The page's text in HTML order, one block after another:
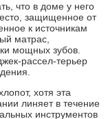
что в доме у него
защищенное от
к источникам
матрас,
мощных зубов.
рассел-терьер
хотя эта
линяет в течение
инструментов